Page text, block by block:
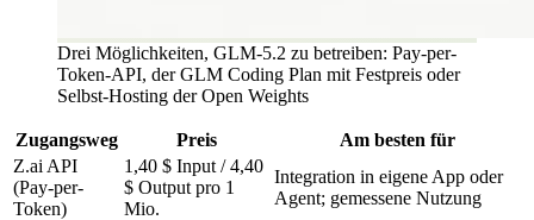
Drei Möglichkeiten, GLM-5.2 zu betreiben: Pay-per-
Token-API, der GLM Coding Plan mit Festpreis oder
Selbst-Hosting der Open Weights
Zugangsweg Preis
Am besten für
Z.ai API
(Pay-per-
Token)
1,40 $ Input / 4,40
$ Output pro 1
Mio.
Integration in eigene App oder
Agent; gemessene Nutzung